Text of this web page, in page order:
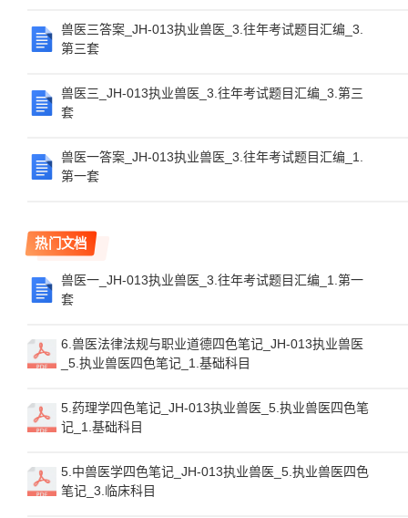
兽医三答案_JH-013执业兽医_3.往年考试题目汇编_3.
第三套
兽医三_JH-013执业兽医_3.往年考试题目汇编_3.第三
套
兽医一答案_JH-013执业兽医_3.往年考试题目汇编_1.
第一套
热门文档
兽医一_JH-013执业兽医_3.往年考试题目汇编_1.第一
套
6.兽医法律法规与职业道德四色笔记_JH-013执业兽医
_5.执业兽医四色笔记_1.基础科目
5.药理学四色笔记_JH-013执业兽医_5.执业兽医四色笔
记_1.基础科目
5.中兽医学四色笔记_JH-013执业兽医_5.执业兽医四色
笔记_3.临床科目